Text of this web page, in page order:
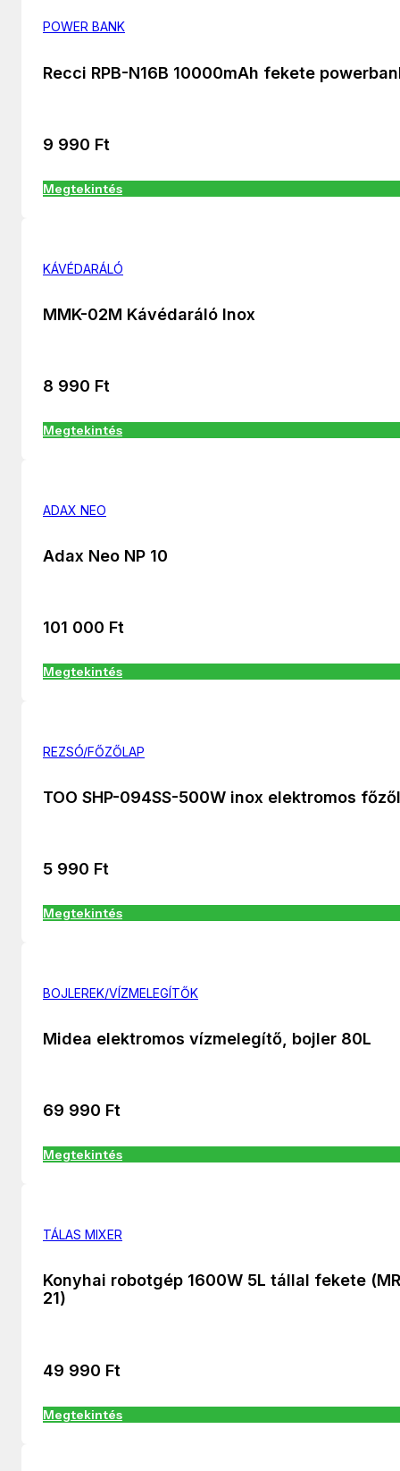
POWER BANK
Recci RPB-N16B 10000mAh fekete
9 990 Ft
Megtekintés
KÁVÉDARÁLÓ
MMK-02M Kávédaráló Inox
8 990 Ft
Megtekintés
ADAX NEO
Adax Neo NP 10
101 000 Ft
Megtekintés
REZSÓ/FŐZŐLAP
TOO SHP-094SS-500W inox elektromos
5 990 Ft
Megtekintés
BOJLEREK/VÍZMELEGÍTŐK
Midea elektromos vízmelegítő, bojler 80L
69 990 Ft
Megtekintés
TÁLAS MIXER
Konyhai robotgép 1600W 5L tállal fekete
21)
49 990 Ft
Megtekintés